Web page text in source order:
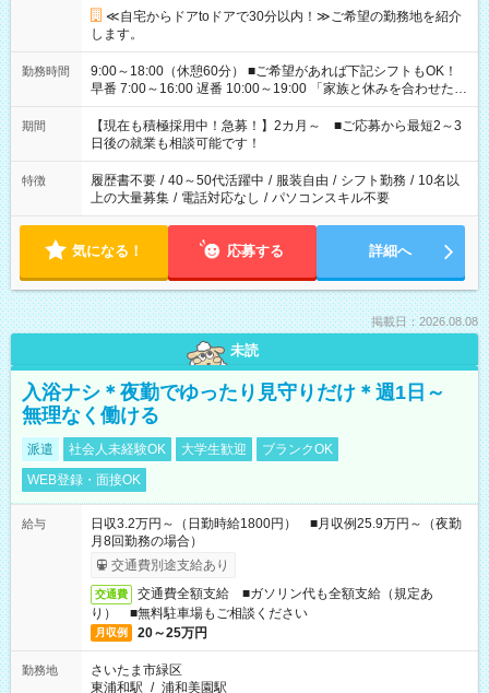
≪自宅からドアtoドアで30分以内！≫ご希望の勤務地を紹介
します。
勤務時間
9:00～18:00（休憩60分） ■ご希望があれば下記シフトもOK！
早番 7:00～16:00 遅番 10:00～19:00 「家族と休みを合わせた
い」 「余裕を持って夕飯の準備がしたい」 「できれば残業はし
たくない」 など、ご希望を教えてくださいね。 ※Wワーク希望
の方へ 今ご覧のお仕事で希望する勤務時間と、もう1つのお仕事
の勤務時間。 合計で週40時間を超える場合は応募できません。
期間
【現在も積極採用中！急募！】2カ月～ ■ご応募から最短2～3
日後の就業も相談可能です！
特徴 履歴書不要 / 40～50代活躍中 / 服装自由 / シフト勤務 / 10名以
上の大量募集 / 電話対応なし / パソコンスキル不要
気になる！ 応募する 詳細へ
掲載日：2026.08.08
未読
入浴ナシ＊夜勤でゆったり見守りだけ＊週1日～
無理なく働ける
派遣 社会人未経験OK 大学生歓迎
ブランクOK
WEB登録・面接OK
給与
日収3.2万円～（日勤時給1800円） ■月収例25.9万円～（夜勤
月8回勤務の場合）
交通費別途支給あり
交通費
交通費全額支給 ■ガソリン代も全額支給（規定あ
り） ■無料駐車場もご相談ください
月収例 20～25万円
勤務地
さいたま市緑区
東浦和駅 / 浦和美園駅